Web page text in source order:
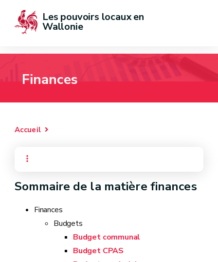
Les pouvoirs locaux en
Wallonie
Finances
Accueil
Sommaire de la matière finances
Finances
Budgets
Budget communal
Budget CPAS